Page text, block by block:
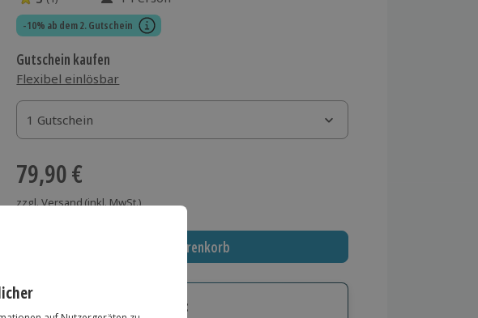
5 Sterne von 5 aus 1 Bewertungen
-10% ab dem 2. Gutschein
Gutschein kaufen
Flexibel einlösbar
1 Gutschein
1 Gutschein
1 Gutschein
79,90 €
zzgl. Versand(inkl. MwSt.)
In den Warenkorb
Immer das richtige Geschenk: